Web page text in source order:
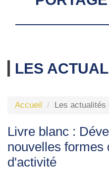
LES
Accueil Les actualités
Livre blanc :
nouvelles formes
d'activité